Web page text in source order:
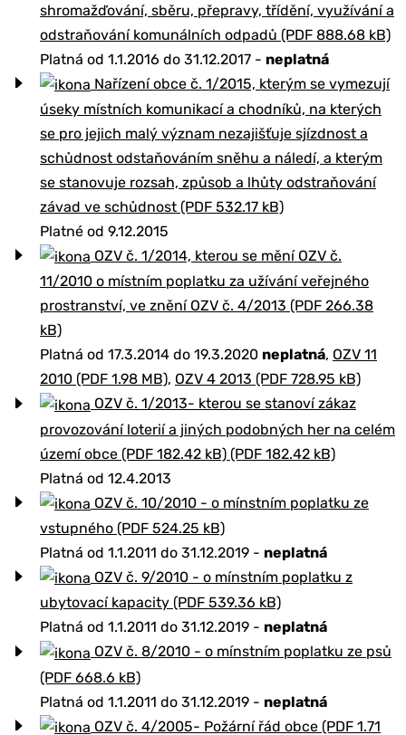
shromažďování, sběru, přepravy, třídění, využívání a
odstraňování komunálních odpadů (PDF 888.68 kB)
Platná od 1.1.2016 do 31.12.2017 - neplatná
Nařízení obce č. 1/2015, kterým se vymezují
úseky místních komunikací a chodníků, na kterých
se pro jejich malý význam nezajišťuje sjízdnost a
schůdnost odstaňováním sněhu a náledí, a kterým
se stanovuje rozsah, způsob a lhůty odstraňování
závad ve schůdnost (PDF 532.17 kB)
Platné od 9.12.2015
OZV č. 1/2014, kterou se mění OZV č.
11/2010 o místním poplatku za užívání veřejného
prostranství, ve znění OZV č. 4/2013 (PDF 266.38
kB)
Platná od 17.3.2014 do 19.3.2020 neplatná, OZV 11
2010 (PDF 1.98 MB), OZV 4 2013 (PDF 728.95 kB)
OZV č. 1/2013- kterou se stanoví zákaz
provozování loterií a jiných podobných her na celém
území obce (PDF 182.42 kB) (PDF 182.42 kB)
Platná od 12.4.2013
OZV č. 10/2010 - o mínstním poplatku ze
vstupného (PDF 524.25 kB)
Platná od 1.1.2011 do 31.12.2019 - neplatná
OZV č. 9/2010 - o mínstním poplatku z
ubytovací kapacity (PDF 539.36 kB)
Platná od 1.1.2011 do 31.12.2019 - neplatná
OZV č. 8/2010 - o mínstním poplatku ze psů
(PDF 668.6 kB)
Platná od 1.1.2011 do 31.12.2019 - neplatná
OZV č. 4/2005- Požární řád obce (PDF 1.71